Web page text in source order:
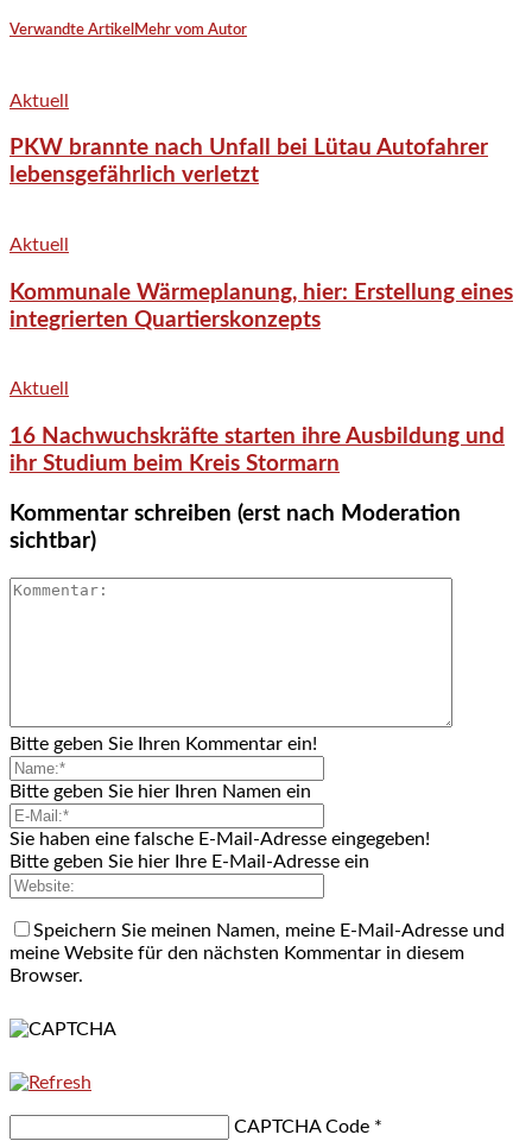
Verwandte Artikel Mehr vom Autor
Aktuell
PKW brannte nach Unfall bei Lütau Autofahrer
lebensgefährlich verletzt
Aktuell
Kommunale Wärmeplanung, hier: Erstellung eines
integrierten Quartierskonzepts
Aktuell
16 Nachwuchskräfte starten ihre Ausbildung und
ihr Studium beim Kreis Stormarn
Kommentar schreiben (erst nach Moderation
sichtbar)
Bitte geben Sie Ihren Kommentar ein!
Bitte geben Sie hier Ihren Namen ein
Sie haben eine falsche E-Mail-Adresse eingegeben!
Bitte geben Sie hier Ihre E-Mail-Adresse ein
Speichern Sie meinen Namen, meine E-Mail-Adresse und
meine Website für den nächsten Kommentar in diesem
Browser.
CAPTCHA Code *